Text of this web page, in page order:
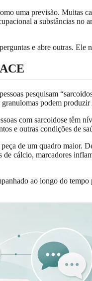
uma previsão. Muitas
a substâncias
e abre outras. Ele
pesquisam
podem
com sarcoidose têm
e outras condições de
de um quadro maior.
cálcio, marcadores
ao longo do